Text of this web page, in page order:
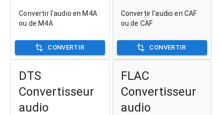
Convertir l'audio en M4A
ou de M4A
CONVERTIR
Convertir l'audio en CAF
ou de CAF
CONVERTIR
DTS
Convertisseur
audio
FLAC
Convertisseur
audio